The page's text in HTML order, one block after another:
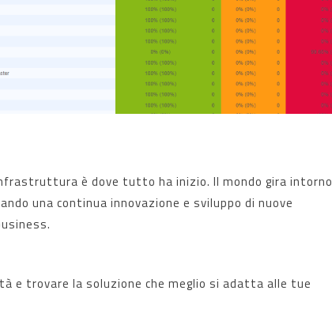
è dove tutto ha inizio. Il mondo gira intorno
una continua innovazione e sviluppo di nuove
e trovare la soluzione che meglio si adatta alle tue